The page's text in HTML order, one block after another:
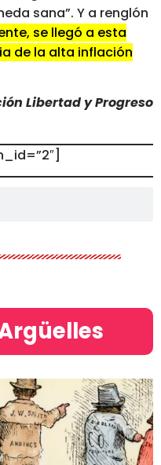
sana”. Y a renglón
se llegó a esta
de la alta inflación
Libertad y Progreso